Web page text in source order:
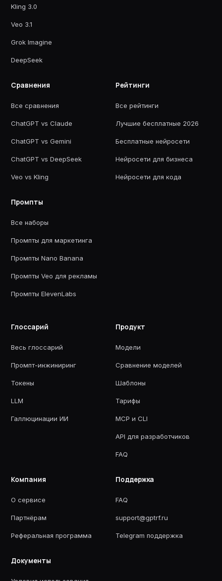
Kling 3.0
Veo 3.1
Grok Imagine
DeepSeek
Сравнения
Все сравнения
ChatGPT vs Claude
ChatGPT vs Gemini
ChatGPT vs DeepSeek
Veo vs Kling
Рейтинги
Все рейтинги
Лучшие бесплатные 2026
Бесплатные нейросети
Нейросети для бизнеса
Нейросети для кода
Промпты
Все наборы
Промпты для маркетинга
Промпты Nano Banana
Промпты Veo для рекламы
Промпты ElevenLabs
Глоссарий
Весь глоссарий
Промпт-инжиниринг
Токены
LLM
Галлюцинации ИИ
Продукт
Модели
Сравнение моделей
Шаблоны
Тарифы
MCP и CLI
API для разработчиков
FAQ
Компания
О сервисе
Партнёрам
Реферальная программа
Поддержка
FAQ
support@gptrf.ru
Telegram поддержка
Документы